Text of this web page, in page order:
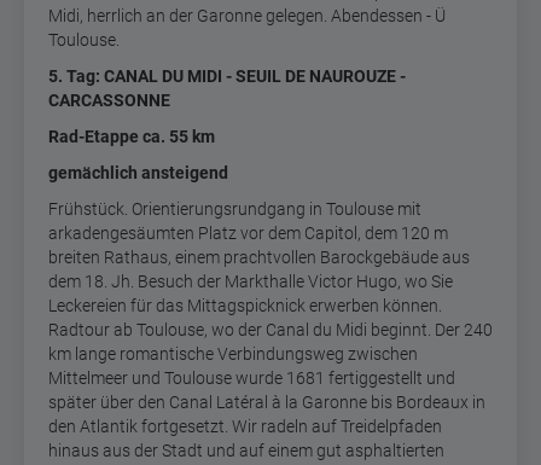
Midi, herrlich an der Garonne gelegen. Abendessen - Ü
Toulouse.
5. Tag: CANAL DU MIDI - SEUIL DE NAUROUZE -
CARCASSONNE
Rad-Etappe ca. 55 km
gemächlich ansteigend
Frühstück. Orientierungsrundgang in Toulouse mit
arkadengesäumten Platz vor dem Capitol, dem 120 m
breiten Rathaus, einem prachtvollen Barockgebäude aus
dem 18. Jh. Besuch der Markthalle Victor Hugo, wo Sie
Leckereien für das Mittagspicknick erwerben können.
Radtour ab Toulouse, wo der Canal du Midi beginnt. Der 240
km lange romantische Verbindungsweg zwischen
Mittelmeer und Toulouse wurde 1681 fertiggestellt und
später über den Canal Latéral à la Garonne bis Bordeaux in
den Atlantik fortgesetzt. Wir radeln auf Treidelpfaden
hinaus aus der Stadt und auf einem gut asphaltierten